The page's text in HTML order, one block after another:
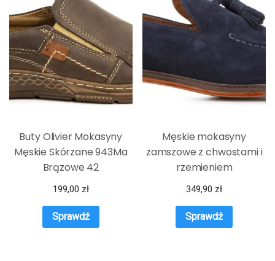
Buty Olivier Mokasyny
Męskie Skórzane 943Ma
Brązowe 42
199,00 zł
Sprawdź
Męskie mokasyny
zamszowe z chwostami i
rzemieniem
349,90 zł
Sprawdź